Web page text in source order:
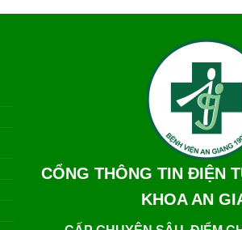
CỔNG THÔNG TIN ĐIỆN
KHOA AN